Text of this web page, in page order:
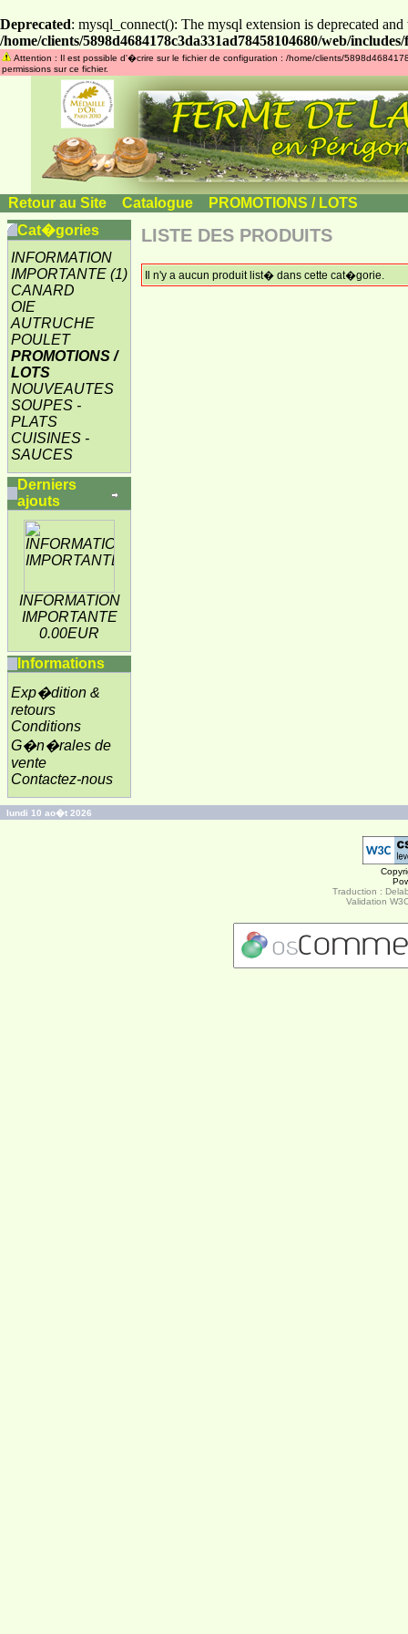
Deprecated: mysql_connect(): The mysql extension is deprecated
/home/clients/5898d4684178c3da331ad78458104680/web/
Attention : Il est possible d'�crire sur le fichier de configuration : /home/clients/
permissions sur ce fichier.
Retour au Site Catalogue
PROMOTIONS / LOTS
Cat�gories
INFORMATION
IMPORTANTE (1)
CANARD
OIE
AUTRUCHE
POULET
PROMOTIONS /
LOTS
NOUVEAUTES
SOUPES -
PLATS
CUISINES -
SAUCES
Derniers
ajouts
INFORMATION
IMPORTANTE
0.00EUR
Informations
Exp�dition &
retours
Conditions
G�n�rales de
vente
Contactez-nous
LISTE DES PRODUITS
Il n'y a aucun produit list� dans cette cat�gorie.
lundi 10 ao�t 2026
Traduction :
Validation